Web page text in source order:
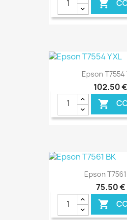

Epson T7554
102,50 €

Epson
75,50 €
